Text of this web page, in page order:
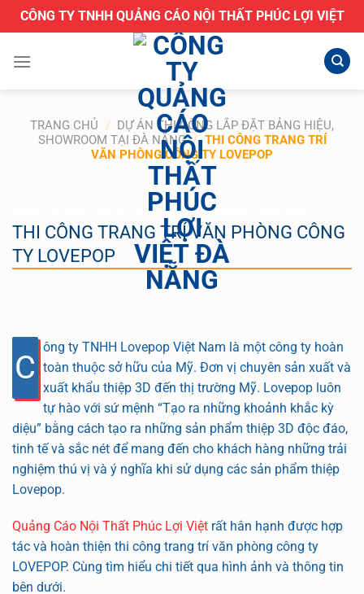
qua
dung
CÔNG TY TNHH QUẢNG CÁO NỘI THẤT PHÚC LỢI VIỆT
TRANG CHỦ / DỰ ÁN THI CÔNG LẮP ĐẶT BẢNG HIỆU,
SHOWROOM TẠI ĐÀ NẴNG / THI CÔNG TRANG TRÍ
VĂN PHÒNG CÔNG TY LOVEPOP
DỰ ÁN THI CÔNG LẮP ĐẶT BẢNG HIỆU, SHOWROOM TẠI ĐÀ NẴNG
THI CÔNG TRANG TRÍ VĂN PHÒNG CÔNG
TY LOVEPOP
C
ông ty TNHH Lovepop Việt Nam là một công ty hoàn
toàn thuộc sở hữu của Mỹ. Đơn vị chuyên sản xuất và
xuất khẩu thiệp 3D đến thị trường Mỹ. Lovepop luôn
tự hào với sứ mệnh “Tạo ra những khoảnh khắc kỳ
diệu” bằng cách tạo ra những sản phẩm thiệp 3D độc đáo,
tinh tế và sắc nét để mang đến cho khách hàng những trải
nghiệm thú vị và ý nghĩa khi sử dụng các sản phẩm thiệp
Lovepop.
Quảng Cáo Nội Thất Phúc Lợi Việt rất hân hạnh được hợp
tác và hoàn thiện thi công trang trí văn phòng công ty
LOVEPOP. Cùng tìm hiểu chi tiết qua hình ảnh và thông tin
bên dưới.